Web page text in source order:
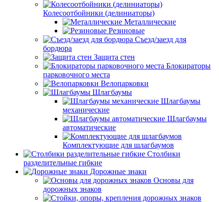
Колесоотбойники (делиниаторы)
Металлические
Резиновые
Съезд/заезд для
бордюра
Защита стен
Блокираторы
парковочного места
Велопарковки
Шлагбаумы
Шлагбаумы
механические
Шлагбаумы
автоматические
Комплектующие для шлагбаумов
Столбики
разделительные гибкие
Дорожные знаки
Основы для
дорожных знаков